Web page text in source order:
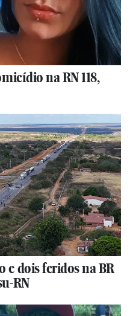
na RN 118,
e dois feridos na BR
RN